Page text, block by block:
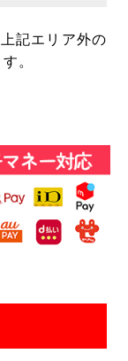
の個人情報
令等により
用停止につ
･削除･利用
、当社で管
追加･削除･
記エリア外の
。